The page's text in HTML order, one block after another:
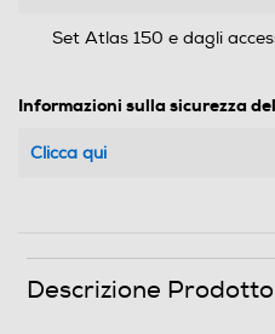
Set Atlas 150 e dagli
Informazioni sulla sicurezza
Clicca qui
Descrizione Prodotto